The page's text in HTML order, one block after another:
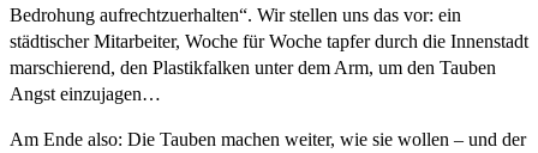
Bedrohung aufrechtzuerhalten“. Wir stellen uns das vor: ein
städtischer Mitarbeiter, Woche für Woche tapfer durch die Innenstadt
marschierend, den Plastikfalken unter dem Arm, um den Tauben
Angst einzujagen…
Am Ende also: Die Tauben machen weiter, wie sie wollen – und der